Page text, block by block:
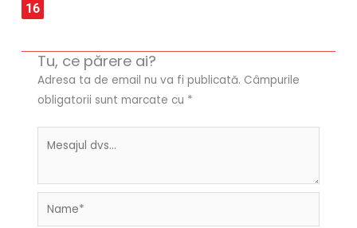
16
Tu, ce părere ai?
Adresa ta de email nu va fi publicată. Câmpurile
obligatorii sunt marcate cu *
Name*